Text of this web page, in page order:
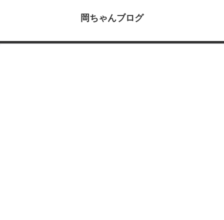
岡ちゃんブログ